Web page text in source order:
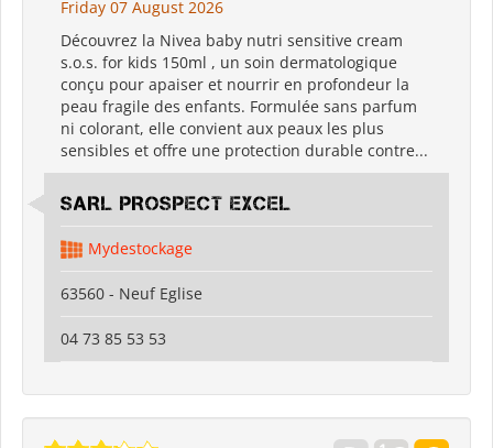
Friday 07 August 2026
Découvrez la Nivea baby nutri sensitive cream
s.o.s. for kids 150ml , un soin dermatologique
conçu pour apaiser et nourrir en profondeur la
peau fragile des enfants. Formulée sans parfum
ni colorant, elle convient aux peaux les plus
sensibles et offre une protection durable contre...
SARL PROSPECT EXCEL
Mydestockage
63560 - Neuf Eglise
04 73 85 53 53